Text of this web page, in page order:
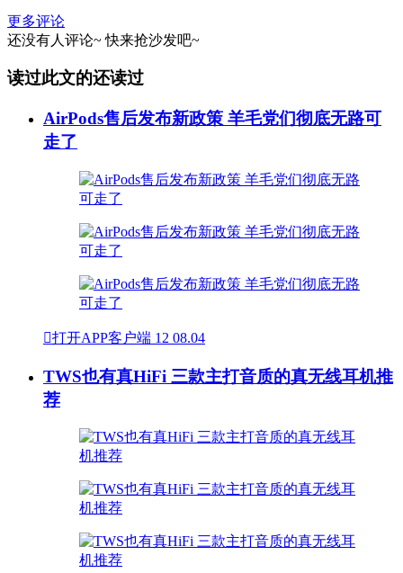
更多评论
还没有人评论~ 快来抢沙发吧~
读过此文的还读过
AirPods售后发布新政策 羊毛党们彻底无路可
走了
打开APP客户端 12 08.04
TWS也有真HiFi 三款主打音质的真无线耳机推
荐